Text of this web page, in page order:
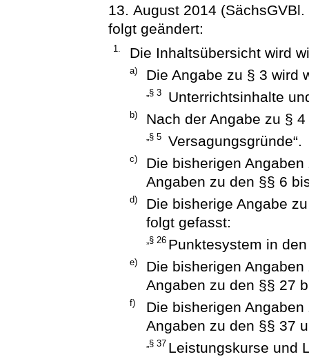
13. August 2014
folgt geändert:
1. Die Inhaltsübersicht wird
a) Die Angabe zu § 3 wird
„§ 3 Unterrichtsinhalte
b) Nach der Angabe zu §
„§ 5 Versagungsgründe“.
c)
Die bisherigen
Angaben zu den §§ 6
d)
Die bisherige Angabe
folgt gefasst:
„§ 26 Punktesystem in
e)
Die bisherigen
Angaben zu den §§ 27
f)
Die bisherigen
Angaben zu den §§ 37
„§ 37 Leistungskurse und